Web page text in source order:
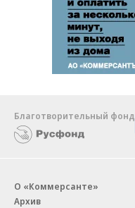
Благотворительный фонд
О «Коммерсанте»
Архив